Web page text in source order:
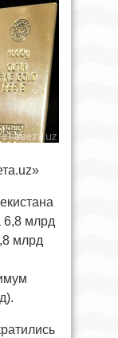
6,8 млрд
млрд